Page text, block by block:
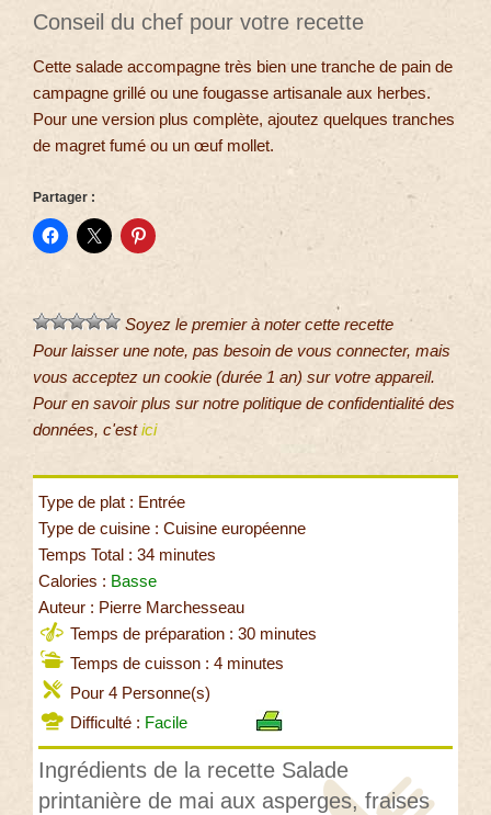
Conseil du chef pour votre recette
Cette salade accompagne très bien une tranche de pain de
campagne grillé ou une fougasse artisanale aux herbes.
Pour une version plus complète, ajoutez quelques tranches
de magret fumé ou un œuf mollet.
Partager :
Soyez le premier à noter cette recette
Pour laisser une note, pas besoin de vous connecter, mais
vous acceptez un cookie (durée 1 an) sur votre appareil.
Pour en savoir plus sur notre politique de confidentialité des
données, c'estici
Type de plat : Entrée
Type de cuisine : Cuisine européenne
Temps Total : 34 minutes
Calories : Basse
Auteur : Pierre Marchesseau
Temps de préparation : 30 minutes
Temps de cuisson : 4 minutes
Pour 4 Personne(s)
Difficulté : Facile
Ingrédients de la recette Salade
printanière de mai aux asperges, fraises